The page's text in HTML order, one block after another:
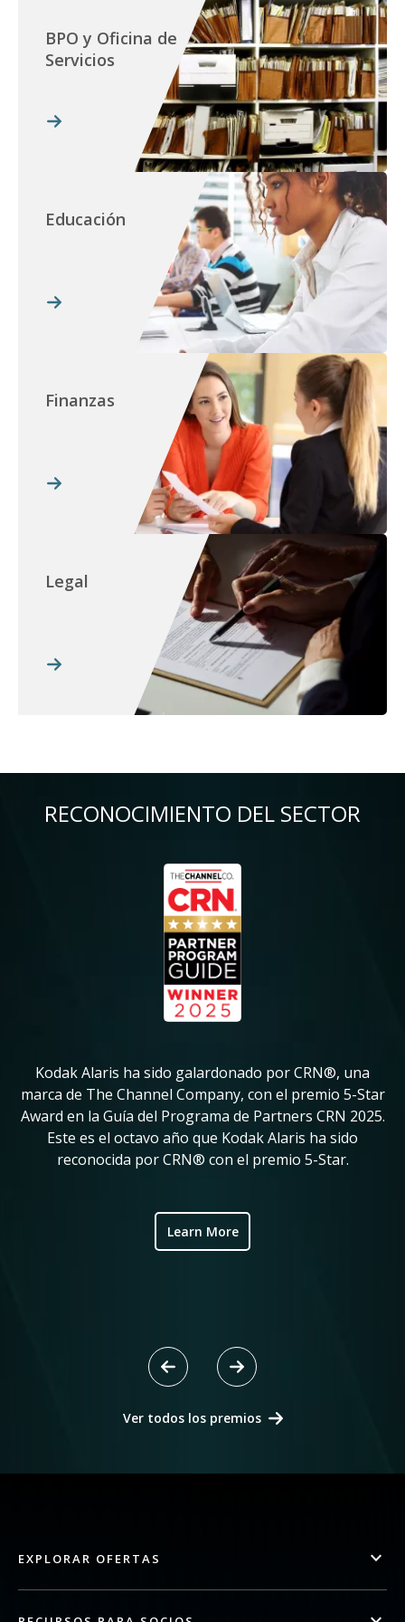
BPO y Oficina de
Servicios
Educación
Finanzas
Legal
RECONOCIMIENTO DEL SECTOR
Kodak Alaris ha sido galardonado por CRN®, una
marca de The Channel Company, con el premio 5-Star
Award en la Guía del Programa de Partners CRN 2025.
Este es el octavo año que Kodak Alaris ha sido
reconocida por CRN® con el premio 5-Star.
Learn More
Ver todos los premios
EXPLORAR OFERTAS